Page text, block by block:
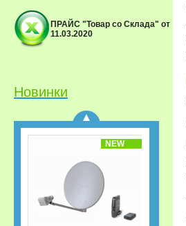
ПРАЙС "Товар со Склада" от
11.03.2020
Новинки
Спутниковый
Сверхвыгодная
рассрочка!»
NEW